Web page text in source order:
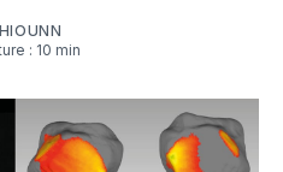
: 10 min